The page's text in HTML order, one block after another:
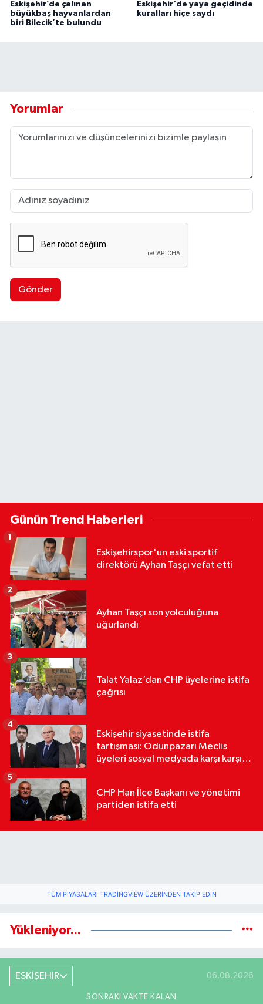
Eskişehir’de çalınan
büyükbaş hayvanlardan
biri Bilecik’te bulundu
Eskişehir'de yaya geçidinde
kuralları hiçe saydı
Yorumlar
Gönder
Günün Trend Haberleri
Eskişehirspor'un eski sportif
direktörü Ayhan Taşçı vefat etti
1
Ayhan Taşçı son yolculuğuna
uğurlandı
2
Talat Yalaz’dan CHP üyelerine istifa
çağrısı
3
Eskişehir siyasetinde istifa
tartışması: Odunpazarı Meclis
üyeleri sosyal medyada karşı karşıya
4
CHP Han İlçe Başkanı ve yönetimi
partiden istifa etti
5
TÜM PIYASALARI TRADINGVIEW ÜZERINDEN TAKIP EDIN
Yükleniyor...
ESKİŞEHİR 06.08.2026
SONRAKI VAKTE KALAN